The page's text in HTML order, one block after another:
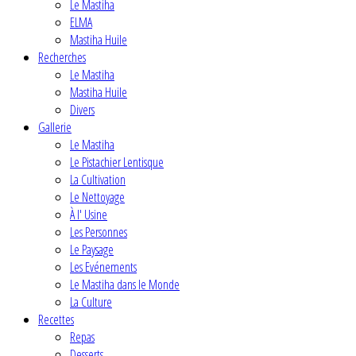
Le Mastiha
ELMA
Mastiha Huile
Recherches
Le Mastiha
Mastiha Huile
Divers
Gallerie
Le Mastiha
Le Pistachier Lentisque
La Cultivation
Le Nettoyage
À l' Usine
Les Personnes
Le Paysage
Les Evénements
Le Mastiha dans le Monde
La Culture
Recettes
Repas